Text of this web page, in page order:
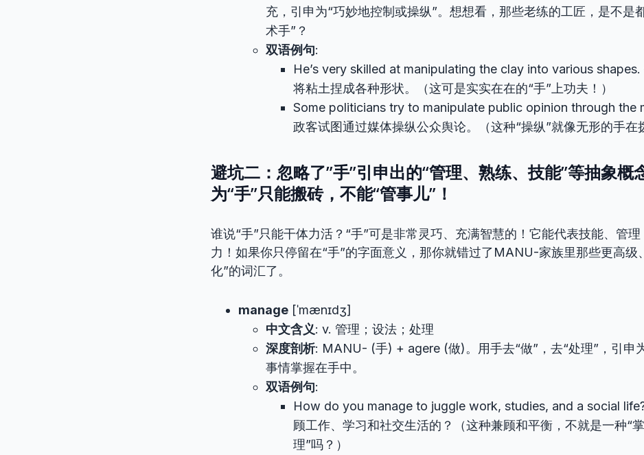
充，引申为“巧妙地控制或操纵”。想想看，那些老练的工匠，是不是
术手”？
双语例句:
He’s very skilled at manipulating the clay into various shapes.
将粘土捏成各种形状。（这可是实实在在的“手”上功夫！）
Some politicians try to manipulate public opinion through the
政客试图通过媒体操纵公众舆论。（这种“操纵”就像无形的手在
避坑二：忽略了”手”引申出的“管理、熟练、技能”等抽象概
为“手”只能搬砖，不能“管事儿”！
谁说“手”只能干体力活？“手”可是非常灵巧、充满智慧的！它能代表技能、管理
力！如果你只停留在“手”的字面意义，那你就错过了MANU-家族里那些更高级
化”的词汇了。
manage [ˈmænɪdʒ]
中文含义: v. 管理；设法；处理
深度剖析: MANU- (手) + agere (做)。用手去“做”，去“处理”，引申
事情掌握在手中。
双语例句:
How do you manage to juggle work, studies, and a social
顾工作、学习和社交生活的？（这种兼顾和平衡，不就是一种“
理”吗？）